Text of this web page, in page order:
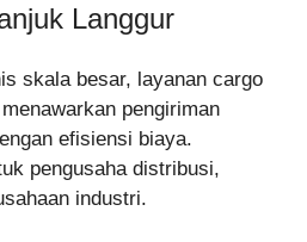
Langgur
skala besar, layanan cargo
pengiriman
efisiensi biaya.
pengusaha distribusi,
industri.